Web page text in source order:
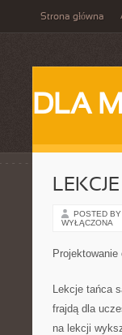
Strona główna
DLA
POSTED BY
WYŁĄCZONA
Lekcje tańca
frajdą dla
na lekcji